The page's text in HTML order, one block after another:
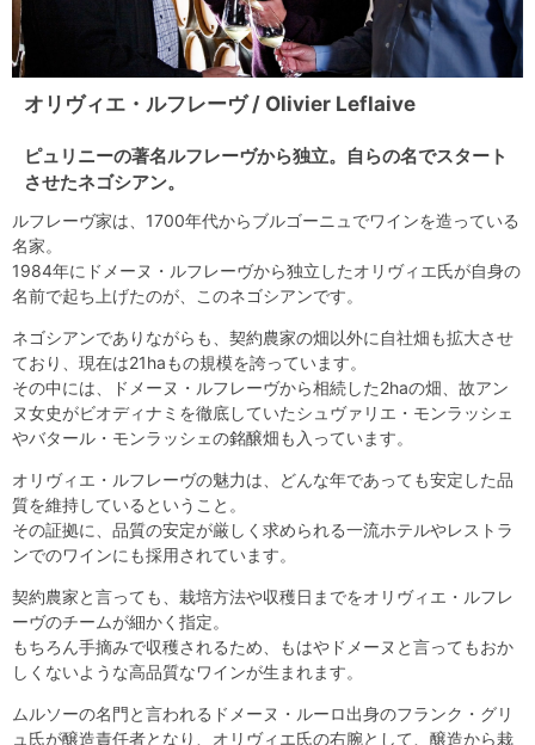
オリヴィエ・ルフレーヴ / Olivier Leflaive
ピュリニーの著名ルフレーヴから独立。自らの名でスタート
させたネゴシアン。
ルフレーヴ家は、1700年代からブルゴーニュでワインを造っている
名家。
1984年にドメーヌ・ルフレーヴから独立したオリヴィエ氏が自身の
名前で起ち上げたのが、このネゴシアンです。
ネゴシアンでありながらも、契約農家の畑以外に自社畑も拡大させ
ており、現在は21haもの規模を誇っています。
その中には、ドメーヌ・ルフレーヴから相続した2haの畑、故アン
ヌ女史がビオディナミを徹底していたシュヴァリエ・モンラッシェ
やバタール・モンラッシェの銘醸畑も入っています。
オリヴィエ・ルフレーヴの魅力は、どんな年であっても安定した品
質を維持しているということ。
その証拠に、品質の安定が厳しく求められる一流ホテルやレストラ
ンでのワインにも採用されています。
契約農家と言っても、栽培方法や収穫日までをオリヴィエ・ルフレ
ーヴのチームが細かく指定。
もちろん手摘みで収穫されるため、もはやドメーヌと言ってもおか
しくないような高品質なワインが生まれます。
ムルソーの名門と言われるドメーヌ・ルーロ出身のフランク・グリ
ュ氏が醸造責任者となり、オリヴィエ氏の右腕として、醸造から栽